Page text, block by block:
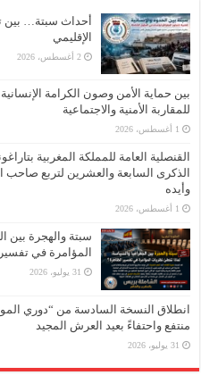
أحداث سبتة… بين
الإقليمي
2 أغسطس، 2026
بين حماية الأمن وصون الكرامة
للمقاربة الأمنية والاجتماعية
1 أغسطس، 2026
القنصلية العامة للمملكة المغربية
الذكرى السابعة والعشرين لتربع صاحب
وأيده
1 أغسطس، 2026
سبتة والهجرة بين
المؤامرة في
31 يوليو، 2026
انطلاق النسخة السادسة من “دوري
منتفع واحتفاءً بعيد العرش المجيد
31 يوليو، 2026